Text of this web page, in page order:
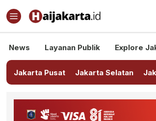
Haijakarta.id
Semua Tentang Jakarta Ada Disini!
News Layanan Publik Explore
Jakarta Pusat Jakarta Selatan